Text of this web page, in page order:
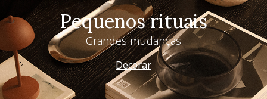
Pequenos rituais
Grandes mudanças
Decorar